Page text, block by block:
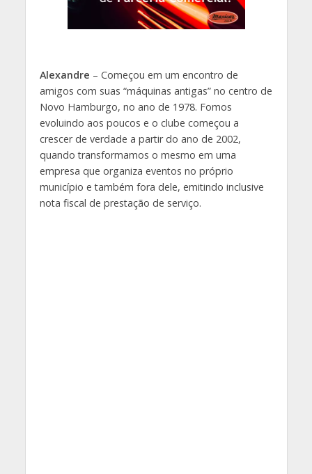
Alexandre – Começou em um encontro de
amigos com suas “máquinas antigas” no centro de
Novo Hamburgo, no ano de 1978. Fomos
evoluindo aos poucos e o clube começou a
crescer de verdade a partir do ano de 2002,
quando transformamos o mesmo em uma
empresa que organiza eventos no próprio
município e também fora dele, emitindo inclusive
nota fiscal de prestação de serviço.